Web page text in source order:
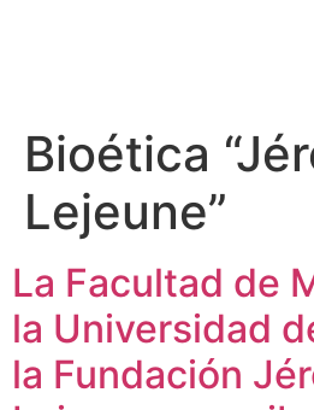
Bioética
Lejeune”
La Facultad de
la Universidad
la Fundación